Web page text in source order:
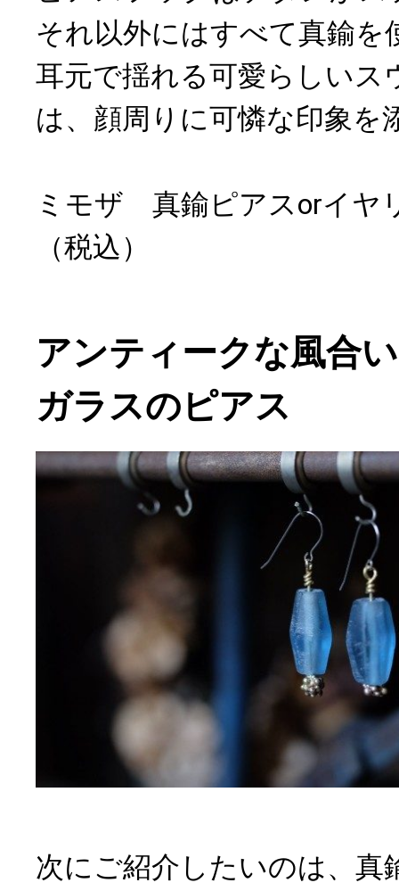
それ以外にはすべて真鍮を
耳元で揺れる可愛らしいス
は、顔周りに可憐な印象を
ミモザ 真鍮ピアスorイヤ
（税込）
アンティークな風合
ガラスのピアス
次にご紹介したいのは、真